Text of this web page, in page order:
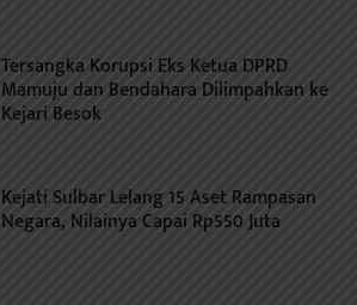
Tersangka Korupsi Eks Ketua DPRD
Mamuju dan Bendahara Dilimpahkan ke
Kejari Besok
Kejati Sulbar Lelang 15 Aset Rampasan
Negara, Nilainya Capai Rp550 Juta